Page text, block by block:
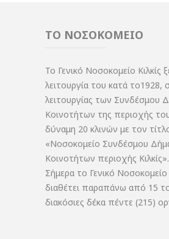
ΤΟ ΝΟΣΟΚΟΜΕΙΟ
Το Γενικό Νοσοκομείο Κιλκίς
λειτουργία του κατά το1928,
λειτουργίας των Συνδέσμου
Κοινοτήτων της περιοχής του
δύναμη 20 κλινών με τον
«Νοσοκομείο Συνδέσμου
Κοινοτήτων περιοχής Κιλκίς».
Σήμερα το Γενικό Νοσοκομείο
διαθέτει παραπάνω από 15
διακόσιες δέκα πέντε (215)